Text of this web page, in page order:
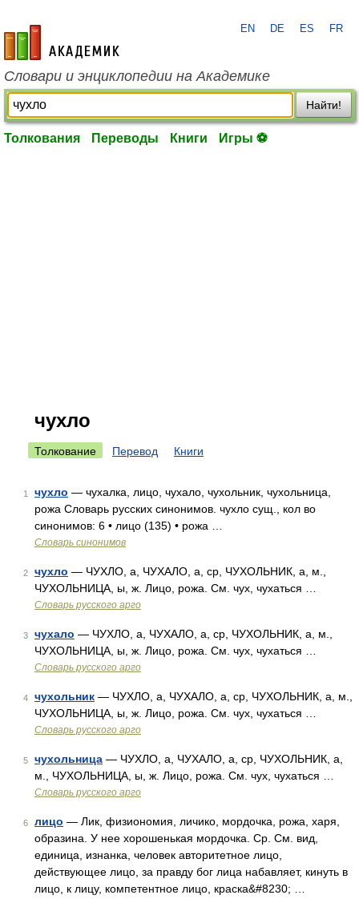
academic.ru
EN DE ES FR
Словари и энциклопедии на Академике
Найти!
Толкования Переводы Книги Игры ⚽
чухло
Толкование Перевод Книги
1 чухло — чухалка, лицо, чухало, чухольник, чухольница,
рожа Словарь русских синонимов. чухло сущ., кол во
синонимов: 6 • лицо (135) • рожа …
Словарь синонимов
2 чухло — ЧУХЛО, а, ЧУХАЛО, а, ср, ЧУХОЛЬНИК, а, м.,
ЧУХОЛЬНИЦА, ы, ж. Лицо, рожа. См. чух, чухаться …
Словарь русского арго
3 чухало — ЧУХЛО, а, ЧУХАЛО, а, ср, ЧУХОЛЬНИК, а, м.,
ЧУХОЛЬНИЦА, ы, ж. Лицо, рожа. См. чух, чухаться …
Словарь русского арго
4 чухольник — ЧУХЛО, а, ЧУХАЛО, а, ср, ЧУХОЛЬНИК, а, м.,
ЧУХОЛЬНИЦА, ы, ж. Лицо, рожа. См. чух, чухаться …
Словарь русского арго
5 чухольница — ЧУХЛО, а, ЧУХАЛО, а, ср, ЧУХОЛЬНИК, а,
м., ЧУХОЛЬНИЦА, ы, ж. Лицо, рожа. См. чух, чухаться …
Словарь русского арго
6 лицо — Лик, физиономия, личико, мордочка, рожа, харя,
образина. У нее хорошенькая мордочка. Ср. См. вид,
единица, изнанка, человек авторитетное лицо,
действующее лицо, за правду бог лица набавляет, кинуть в
лицо, к лицу, компетентное лицо, краска&#8230; …